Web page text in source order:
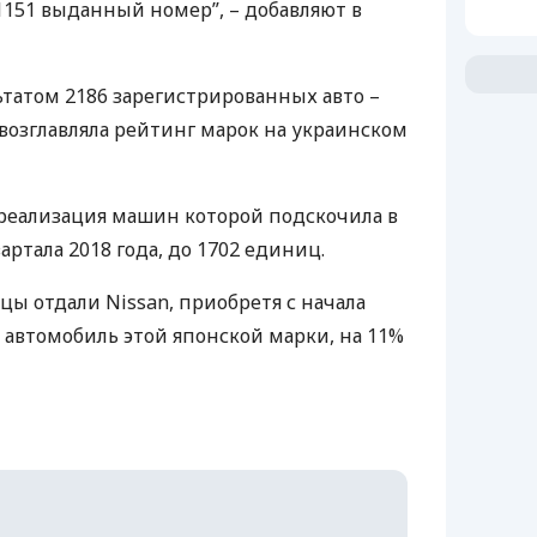
выданный номер”, – добавляют в
2186 зарегистрированных авто –
рейтинг марок на украинском
машин которой подскочила в
2018 года, до 1702 единиц.
отдали Nissan, приобретя с начала
этой японской марки, на 11%